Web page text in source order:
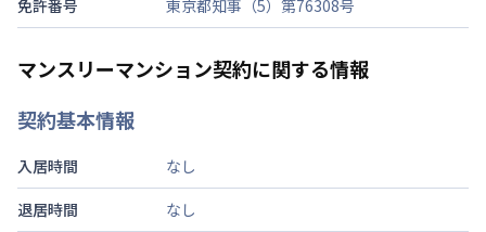
免許番号
東京都知事（5）第76308号
マンスリーマンション契約に関する情報
契約基本情報
入居時間
なし
退居時間
なし